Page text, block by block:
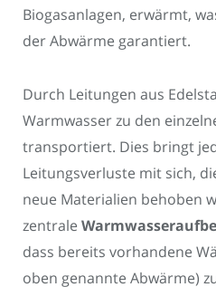
Biogasanlagen, erwärmt,
der Abwärme garantiert.
Durch Leitungen aus
Warmwasser zu den
transportiert. Dies bringt
Leitungsverluste mit sich,
neue Materialien behoben
zentrale
dass bereits vorhandene
oben genannte Abwärme)